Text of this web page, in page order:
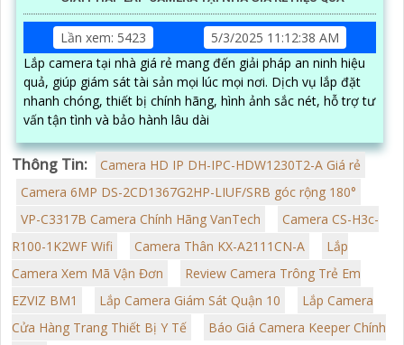
Lần xem: 5423
5/3/2025 11:12:38 AM
Lắp camera tại nhà giá rẻ mang đến giải pháp an ninh hiệu
quả, giúp giám sát tài sản mọi lúc mọi nơi. Dịch vụ lắp đặt
nhanh chóng, thiết bị chính hãng, hình ảnh sắc nét, hỗ trợ tư
vấn tận tình và bảo hành lâu dài
Thông Tin:
Camera HD IP DH-IPC-HDW1230T2-A Giá rẻ
Camera 6MP DS-2CD1367G2HP-LIUF/SRB góc rộng 180°
VP-C3317B Camera Chính Hãng VanTech
Camera CS-H3c-
R100-1K2WF Wifi
Camera Thân KX-A2111CN-A
Lắp
Camera Xem Mã Vận Đơn
Review Camera Trông Trẻ Em
EZVIZ BM1
Lắp Camera Giám Sát Quận 10
Lắp Camera
Cửa Hàng Trang Thiết Bị Y Tế
Báo Giá Camera Keeper Chính